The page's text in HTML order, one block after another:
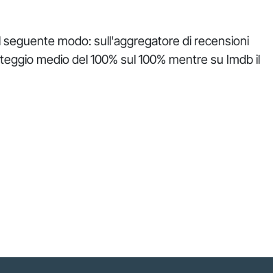
modo: sull'aggregatore di recensioni
medio del 100% sul 100% mentre su Imdb il